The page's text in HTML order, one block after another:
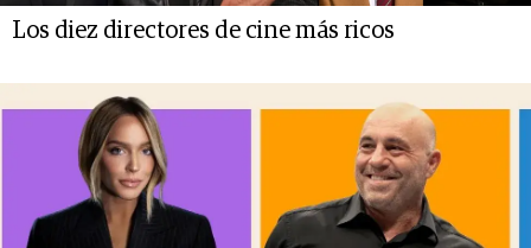
Los diez directores de cine más ricos